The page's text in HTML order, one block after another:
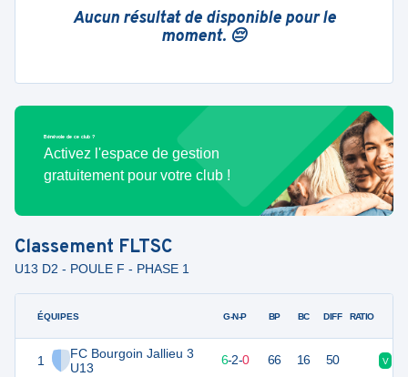
Aucun résultat de disponible pour le
moment. 😔
Bénévole de ce club ?
Activez l'espace de gestion
gratuitement pour votre club !
Classement FLTSC
U13 D2 - POULE F - PHASE 1
ÉQUIPES
1
FC Bourgoin Jallieu 3
U13
G-N-P BP BC DIFF RATIO
20 8 6-2-0 66 16 50 V